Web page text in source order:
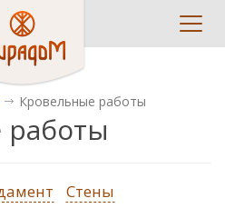
Кровельные работы
Стены